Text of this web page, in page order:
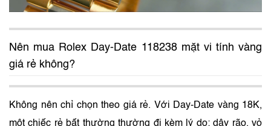
Nên mua Rolex Day-Date 118238 mặt vi tính vàng
giá rẻ không?
Không nên chỉ chọn theo giá rẻ. Với Day-Date vàng 18K,
một chiếc rẻ bất thường thường đi kèm lý do: dây rão, vỏ